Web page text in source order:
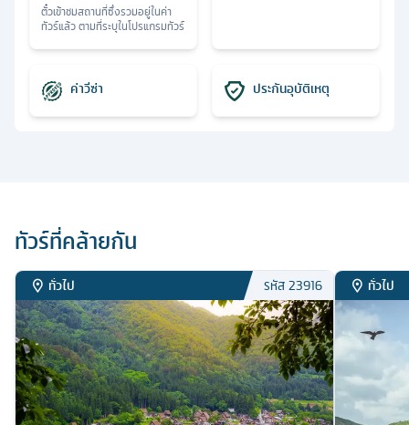
ตั๋วเข้าชมสถานที่ซึ่งรวมอยู่ในค่า
ทัวร์แล้ว ตามที่ระบุในโปรแกรมทัวร์
ค่าวีซ่า ประกันอุบัติเหตุ
ทัวร์ที่คล้ายกัน
ทั่วไป รหัส23916 ทั่วไป